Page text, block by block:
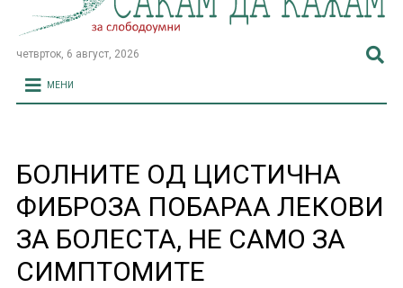
четврток, 6 август, 2026
МЕНИ
БОЛНИТЕ ОД ЦИСТИЧНА
ФИБРОЗА ПОБАРАА ЛЕКОВИ
ЗА БОЛЕСТА, НЕ САМО ЗА
СИМПТОМИТЕ